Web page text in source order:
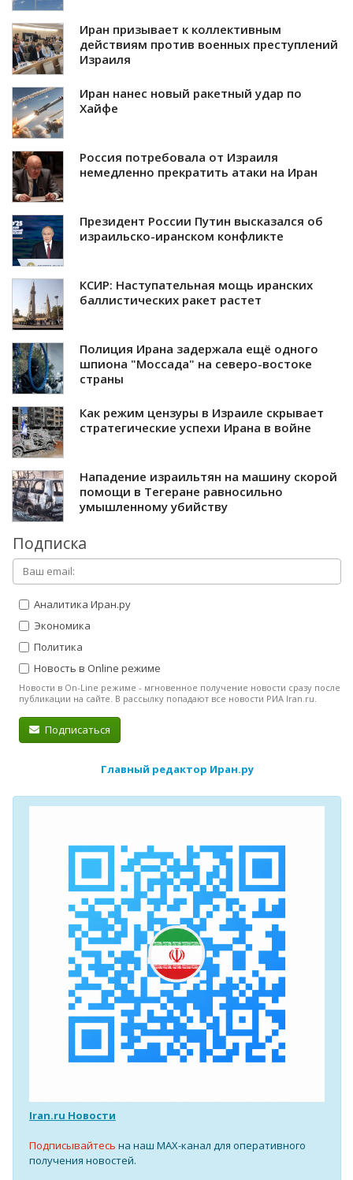
Иран призывает к коллективным
действиям против военных преступлений
Израиля
Иран нанес новый ракетный удар по
Хайфе
Россия потребовала от Израиля
немедленно прекратить атаки на Иран
Президент России Путин высказался об
израильско-иранском конфликте
КСИР: Наступательная мощь иранских
баллистических ракет растет
Полиция Ирана задержала ещё одного
шпиона "Моссада" на северо-востоке
страны
Как режим цензуры в Израиле скрывает
стратегические успехи Ирана в войне
Нападение израильтян на машину скорой
помощи в Тегеране равносильно
умышленному убийству
Подписка
Аналитика Иран.ру
Экономика
Политика
Новость в Online режиме
Новости в On-Line режиме - мгновенное получение новости сразу после
публикации на сайте. В рассылку попадают все новости РИА Iran.ru.
Подписаться
Главный редактор Иран.ру
Iran.ru Новости
Подписывайтесь на наш MAX-канал для оперативного
получения новостей.